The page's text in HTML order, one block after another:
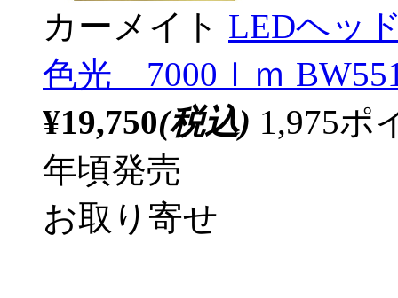
カーメイト LEDヘッ
色光 7000ｌｍ
¥19,750(税込) 1,975ポ
年頃発売
お取り寄せ